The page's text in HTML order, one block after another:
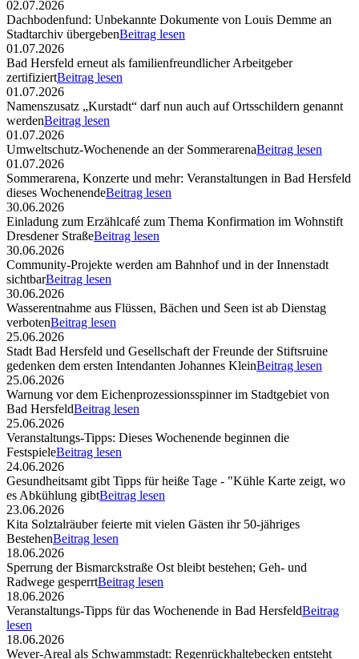
02.07.2026
Dachbodenfund: Unbekannte Dokumente von Louis Demme an
Stadtarchiv übergebenBeitrag lesen
01.07.2026
Bad Hersfeld erneut als familienfreundlicher Arbeitgeber
zertifiziertBeitrag lesen
01.07.2026
Namenszusatz „Kurstadt“ darf nun auch auf Ortsschildern genannt
werdenBeitrag lesen
01.07.2026
Umweltschutz-Wochenende an der SommerarenaBeitrag lesen
01.07.2026
Sommerarena, Konzerte und mehr: Veranstaltungen in Bad Hersfeld
dieses WochenendeBeitrag lesen
30.06.2026
Einladung zum Erzählcafé zum Thema Konfirmation im Wohnstift
Dresdener StraßeBeitrag lesen
30.06.2026
Community-Projekte werden am Bahnhof und in der Innenstadt
sichtbarBeitrag lesen
30.06.2026
Wasserentnahme aus Flüssen, Bächen und Seen ist ab Dienstag
verbotenBeitrag lesen
25.06.2026
Stadt Bad Hersfeld und Gesellschaft der Freunde der Stiftsruine
gedenken dem ersten Intendanten Johannes KleinBeitrag lesen
25.06.2026
Warnung vor dem Eichenprozessionsspinner im Stadtgebiet von
Bad HersfeldBeitrag lesen
25.06.2026
Veranstaltungs-Tipps: Dieses Wochenende beginnen die
FestspieleBeitrag lesen
24.06.2026
Gesundheitsamt gibt Tipps für heiße Tage - "Kühle Karte zeigt, wo
es Abkühlung gibtBeitrag lesen
23.06.2026
Kita Solztalräuber feierte mit vielen Gästen ihr 50-jähriges
BestehenBeitrag lesen
18.06.2026
Sperrung der Bismarckstraße Ost bleibt bestehen; Geh- und
Radwege gesperrtBeitrag lesen
18.06.2026
Veranstaltungs-Tipps für das Wochenende in Bad HersfeldBeitrag
lesen
18.06.2026
Wever-Areal als Schwammstadt: Regenrückhaltebecken entsteht